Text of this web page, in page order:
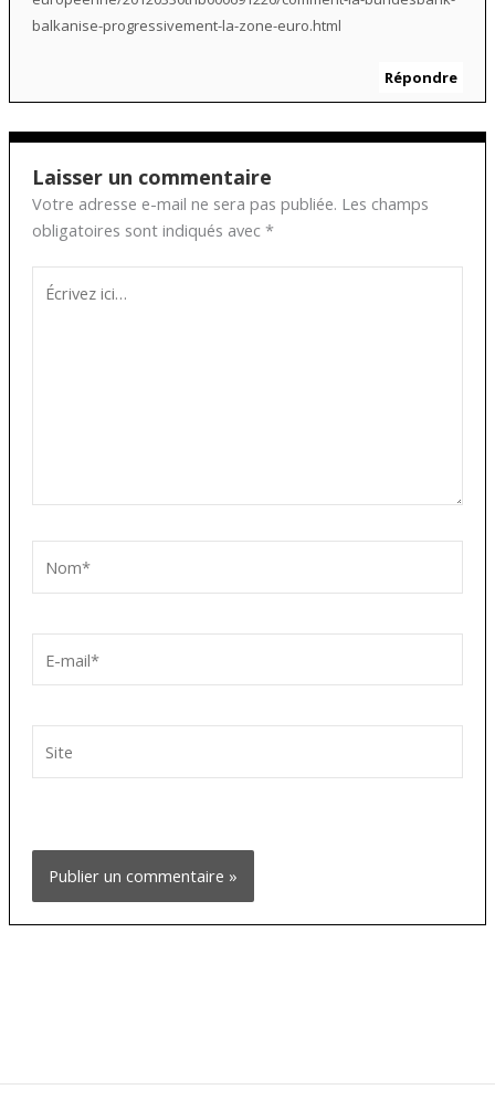
balkanise-progressivement-la-zone-euro.html
Répondre
Laisser un commentaire
Votre adresse e-mail ne sera pas publiée. Les champs
obligatoires sont indiqués avec *
Écrivez
ici…
mail*